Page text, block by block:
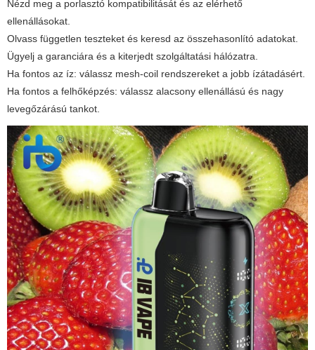
Nézd meg a porlasztó kompatibilitását és az elérhető
ellenállásokat.
Olvass független teszteket és keresd az összehasonlító adatokat.
Ügyelj a garanciára és a kiterjedt szolgáltatási hálózatra.
Ha fontos az íz: válassz mesh-coil rendszereket a jobb ízátadásért.
Ha fontos a felhőképzés: válassz alacsony ellenállású és nagy
levegőzárású tankot.